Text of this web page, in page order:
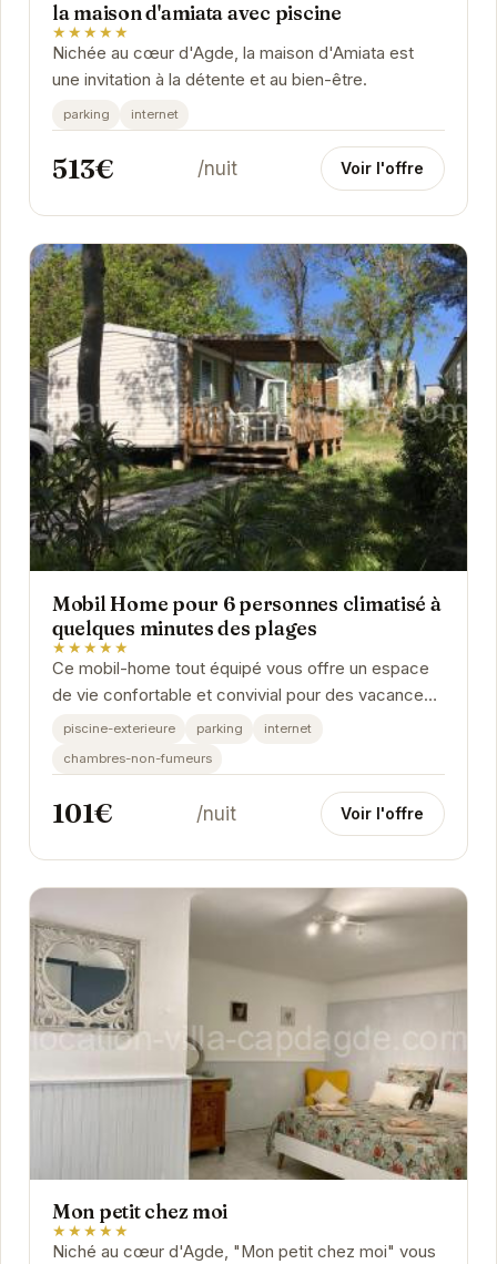
la maison d'amiata avec piscine
★★★★★
Nichée au cœur d'Agde, la maison d'Amiata est
une invitation à la détente et au bien-être.
parking internet
513€ /nuit Voir l'offre
Mobil Home pour 6 personnes climatisé à
quelques minutes des plages
★★★★★
Ce mobil-home tout équipé vous offre un espace
de vie confortable et convivial pour des vacances
réussies. La climatisation vous assure un séjour...
piscine-exterieure parking
internet
chambres-non-fumeurs
101€ /nuit Voir l'offre
Mon petit chez moi
★★★★★
Niché au cœur d'Agde, "Mon petit chez moi" vous